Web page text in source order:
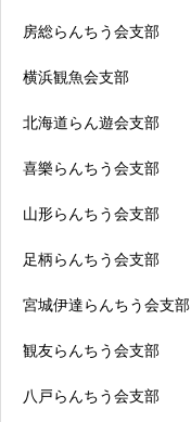
房総らんちう会支部
横浜観魚会支部
北海道らん遊会支部
喜樂らんちう会支部
山形らんちう会支部
足柄らんちう会支部
宮城伊達らんちう会支部
観友らんちう会支部
八戸らんちう会支部